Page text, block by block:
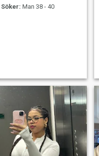
Söker: Man 38 - 40